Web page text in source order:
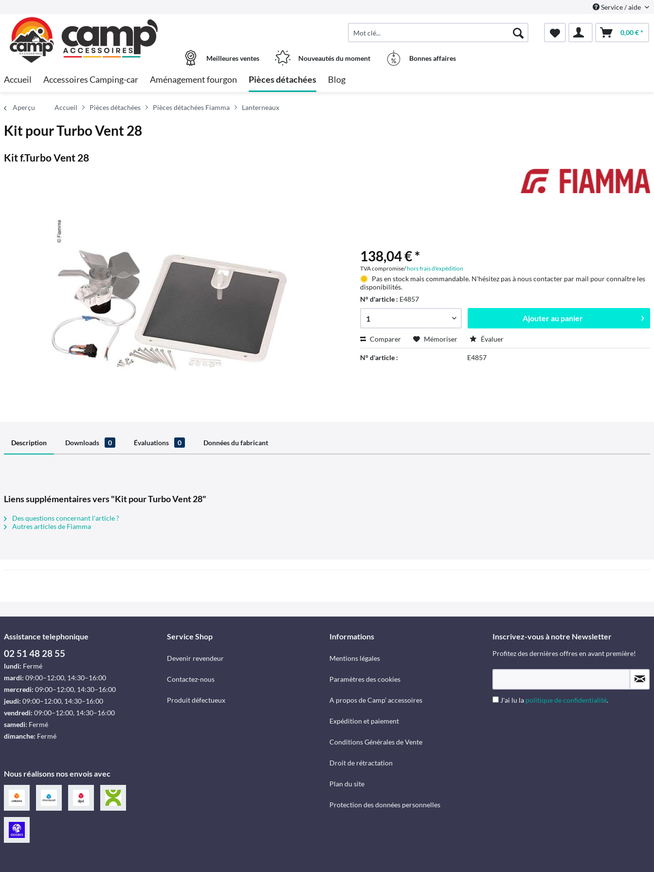
Service / aide
0,00 € *
Meilleures ventes Nouveautés du moment Bonnes affaires
Accueil Accessoires Camping-car Aménagement fourgon Pièces détachées Blog
Aperçu Accueil Pièces détachées Pièces détachées Fiamma Lanterneaux
Kit pour Turbo Vent 28
Kit f.Turbo Vent 28
138,04 € *
TVA compromise/hors frais d'expédition
Pas en stock mais commandable. N'hésitez pas à nous contacter par mail pour connaître les
disponibilités.
N° d'article : E4857
Ajouter au panier
Comparer Mémoriser Évaluer
N° d'article : E4857
Description Downloads 0 Évaluations 0 Données du fabricant
Liens supplémentaires vers "Kit pour Turbo Vent 28"
Des questions concernant l'article ?
Autres articles de Fiamma
Assistance telephonique
02 51 48 28 55
lundi: Fermé
mardi: 09:00–12:00, 14:30–16:00
mercredi: 09:00–12:00, 14:30–16:00
jeudi: 09:00–12:00, 14:30–16:00
vendredi: 09:00–12:00, 14:30–16:00
samedi: Fermé
dimanche: Fermé
Nous réalisons nos envois avec
Service Shop
Devenir revendeur
Contactez-nous
Produit défectueux
Informations
Mentions légales
Paramètres des cookies
A propos de Camp’ accessoires
Expédition et paiement
Conditions Générales de Vente
Droit de rétractation
Plan du site
Protection des données personnelles
Inscrivez-vous à notre Newsletter
Profitez des dernières offres en avant première!
J'ai lu la politique de confidentialité.